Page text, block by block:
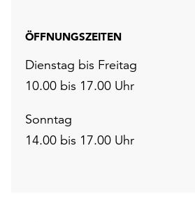
ÖFFNUNGSZEITEN
Dienstag bis Freitag
10.00 bis 17.00 Uhr
Sonntag
14.00 bis 17.00 Uhr